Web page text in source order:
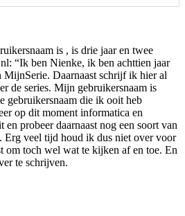
is , is drie jaar en twee
“Ik ben Nienke, ik ben achttien jaar
Daarnaast schrijf ik hier al
de series. Mijn gebruikersnaam is
gebruikersnaam die ik ooit heb
op dit moment informatica en
probeer daarnaast nog een soort van
Erg veel tijd houd ik dus niet over voor
om toch wel wat te kijken af en toe. En
te schrijven.